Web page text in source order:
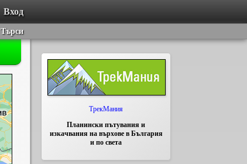
Вход
Търси
ТрекМания
Планински пътувания и
изкачвания на върхове в България
и по света